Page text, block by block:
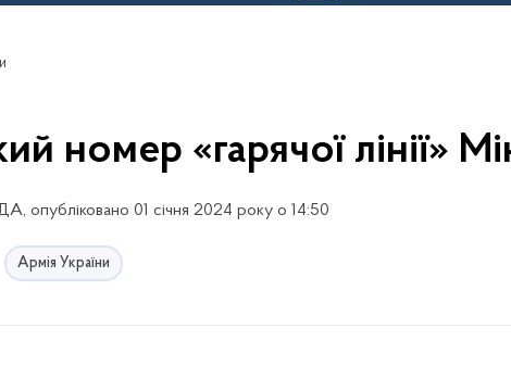
номер «гарячої лінії»
опубліковано 01 січня 2024 року о 14:50
Армія України